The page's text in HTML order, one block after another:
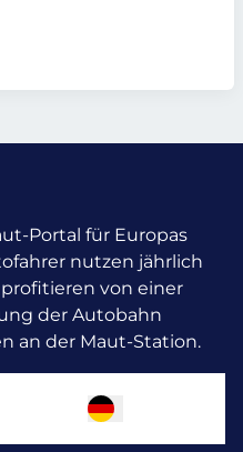
Portal für Europas
nutzen jährlich
von einer
der Autobahn
an der Maut-Station.